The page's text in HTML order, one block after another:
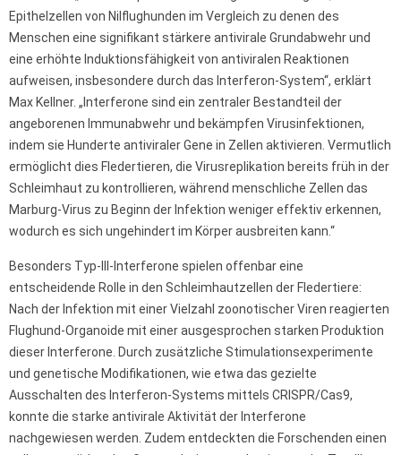
Epithelzellen von Nilflughunden im Vergleich zu denen des
Menschen eine signifikant stärkere antivirale Grundabwehr und
eine erhöhte Induktionsfähigkeit von antiviralen Reaktionen
aufweisen, insbesondere durch das Interferon-System“, erklärt
Max Kellner. „Interferone sind ein zentraler Bestandteil der
angeborenen Immunabwehr und bekämpfen Virusinfektionen,
indem sie Hunderte antiviraler Gene in Zellen aktivieren. Vermutlich
ermöglicht dies Fledertieren, die Virusreplikation bereits früh in der
Schleimhaut zu kontrollieren, während menschliche Zellen das
Marburg-Virus zu Beginn der Infektion weniger effektiv erkennen,
wodurch es sich ungehindert im Körper ausbreiten kann.“
Besonders Typ-III-Interferone spielen offenbar eine
entscheidende Rolle in den Schleimhautzellen der Fledertiere:
Nach der Infektion mit einer Vielzahl zoonotischer Viren reagierten
Flughund-Organoide mit einer ausgesprochen starken Produktion
dieser Interferone. Durch zusätzliche Stimulationsexperimente
und genetische Modifikationen, wie etwa das gezielte
Ausschalten des Interferon-Systems mittels CRISPR/Cas9,
konnte die starke antivirale Aktivität der Interferone
nachgewiesen werden. Zudem entdeckten die Forschenden einen